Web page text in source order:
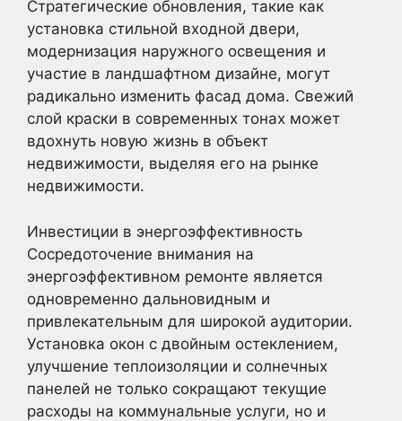
Стратегические обновления, такие как
установка стильной входной двери,
модернизация наружного освещения и
участие в ландшафтном дизайне, могут
радикально изменить фасад дома. Свежий
слой краски в современных тонах может
вдохнуть новую жизнь в объект
недвижимости, выделяя его на рынке
недвижимости.
Инвестиции в энергоэффективность
Сосредоточение внимания на
энергоэффективном ремонте является
одновременно дальновидным и
привлекательным для широкой аудитории.
Установка окон с двойным остеклением,
улучшение теплоизоляции и солнечных
панелей не только сокращают текущие
расходы на коммунальные услуги, но и